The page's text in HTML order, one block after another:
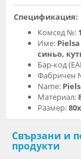
Спецификация:
Комсед №:
Име:
синьо,
Бар-код
Фабричен
Name:
Материал:
Размер:
Свързани и
продукти